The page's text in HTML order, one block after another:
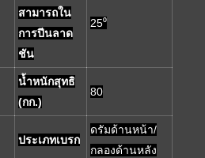
สามารถใน
การปีนลาด
ชัน
25⁰
น้ำหนักสุทธิ
(กก.)
80
ประเภทเบรก
ดรัมด้านหน้า/
กลองด้านหลัง